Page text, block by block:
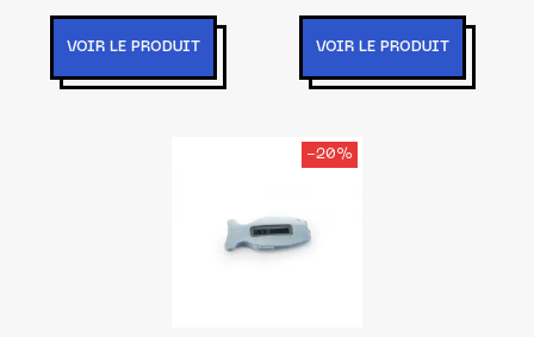
VOIR LE PRODUIT VOIR LE PRODUIT
-20%